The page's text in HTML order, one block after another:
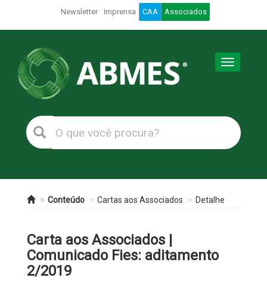
Newsletter Imprensa CAA Associados
Toggle
Conteúdo Cartas aos Associados Detalhe
Carta aos Associados |
Comunicado Fies: aditamento
2/2019